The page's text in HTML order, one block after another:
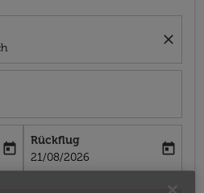
close
aria-label
today
Rückflug
fc-booking-return-date-aria-label
21/08/2026
today